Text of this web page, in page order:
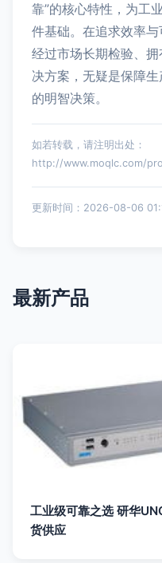
靠”的核心特性，为工
件基础。在追求效率
经过市场长期检验、
决方案，无疑是保障
的明智决策。
如若转载，请注明出处：
http://www.moqlc.com/
更新时间：2026-08-06
最新产品
工业级可靠之选 研华
货供应